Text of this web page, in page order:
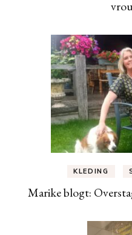
KLEDING
Marike blogt: